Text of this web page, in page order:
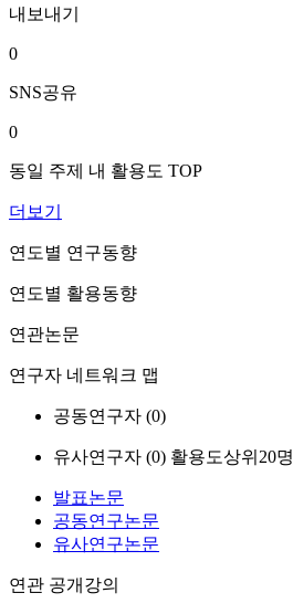
내보내기
0
SNS공유
0
동일 주제 내 활용도 TOP
더보기
연도별 연구동향
연도별 활용동향
연관논문
연구자 네트워크 맵
공동연구자 (0)
유사연구자 (0) 활용도상위20명
발표논문
공동연구논문
유사연구논문
연관 공개강의